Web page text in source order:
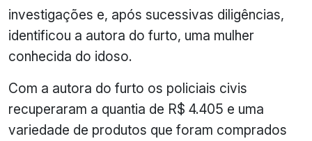
investigações e, após sucessivas diligências,
identificou a autora do furto, uma mulher
conhecida do idoso.
Com a autora do furto os policiais civis
recuperaram a quantia de R$ 4.405 e uma
variedade de produtos que foram comprados